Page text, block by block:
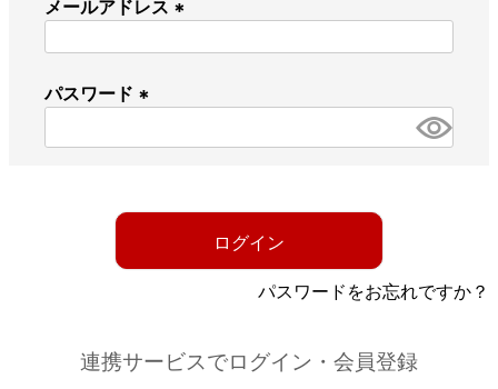
メールアドレス
パスワード
必
ログイン
パスワードをお忘れですか？
連携サービスでログイン・会員登録